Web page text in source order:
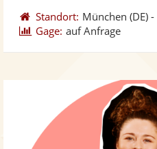
Standort: München (DE) -
Gage: auf Anfrage